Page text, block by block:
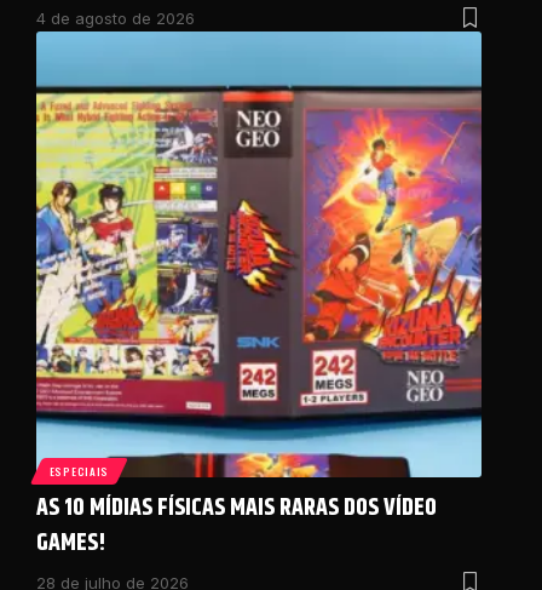
4 de agosto de 2026
ESPECIAIS
AS 10 MÍDIAS FÍSICAS MAIS RARAS DOS VÍDEO
GAMES!
28 de julho de 2026